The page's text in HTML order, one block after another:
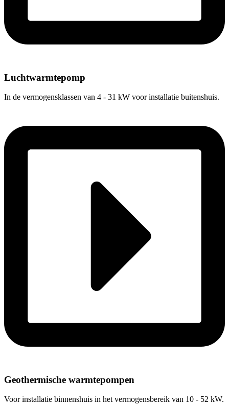
Luchtwarmtepomp
In de vermogensklassen van 4 - 31 kW voor installatie buitenshuis.
Geothermische warmtepompen
Voor installatie binnenshuis in het vermogensbereik van 10 - 52 kW.